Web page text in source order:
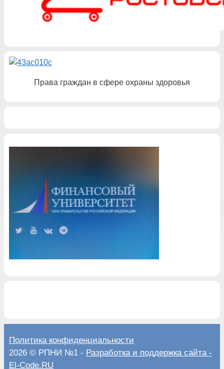
Права граждан в сфере охраны здоровья
Политика конфиденциальности
2026 © РПНИ №1 - Разработка и поддержка сайта -
El-Code.RU